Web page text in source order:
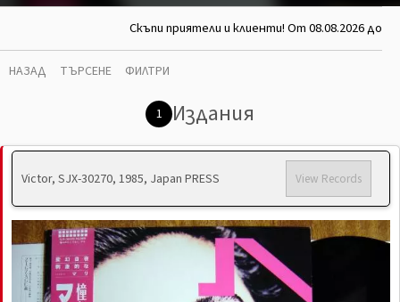
Скъпи приятели и клиенти! От 08.08.2026 до
НАЗАД ТЪРСЕНЕ ФИЛТРИ
1 Издания
Victor, SJX-30270, 1985, Japan PRESS View Records